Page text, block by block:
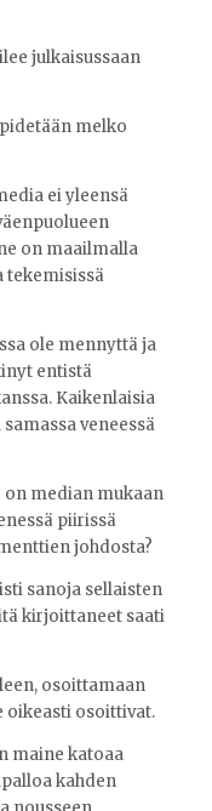
julkaisussaan
melko
ei yleensä
on maailmalla
tekemisissä
ole mennyttä ja
entistä
Kaikenlaisia
veneessä
on median mukaan
piirissä
johdosta?
sanoja sellaisten
kirjoittaneet saati
osoittamaan
oikeasti osoittivat.
maine katoaa
kahden